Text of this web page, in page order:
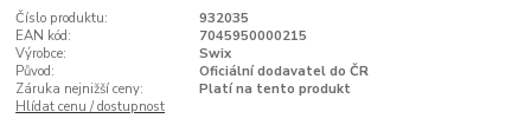
Číslo produktu:
932035
EAN kód:
7045950000215
Výrobce:
Swix
Původ:
Oficiální dodavatel do ČR
Záruka nejnižší ceny:
Platí na tento produkt
Hlídat cenu / dostupnost